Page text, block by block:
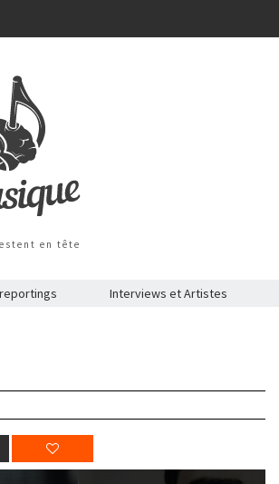
en tête
Interviews et Artistes